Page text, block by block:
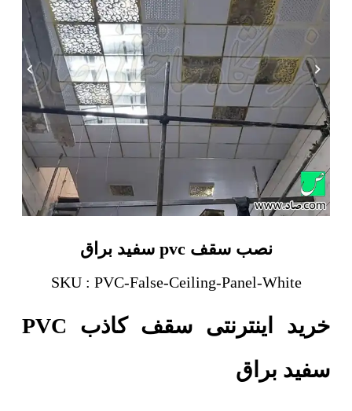
نصب سقف pvc سفید براق
SKU : PVC-False-Ceiling-Panel-White
خرید اینترنتی سقف کاذب PVC
سفید براق